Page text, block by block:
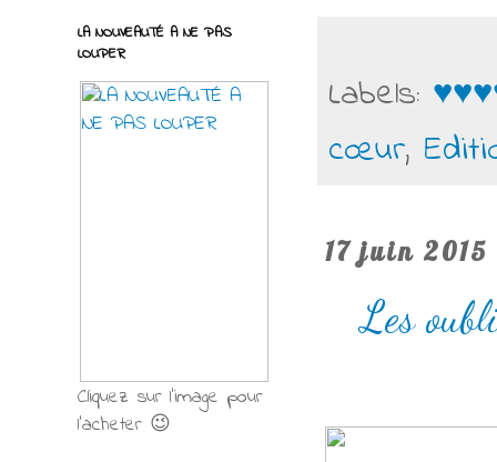
Labels:
cœur,
17 juin 2015
Les
LA NOUVEAUTÉ A NE PAS
LOUPER
Cliquez sur l'image pour
l'acheter 😉